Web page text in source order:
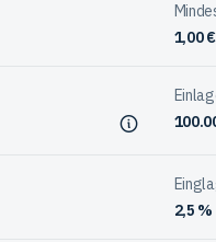
1,00 €
2,5 %